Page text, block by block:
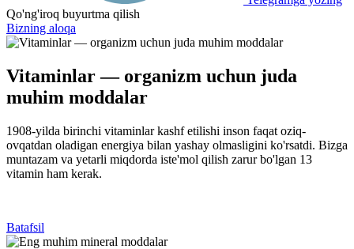
Qo'ng'iroq buyurtma qilish
Bizning aloqa
Vitaminlar — organizm uchun juda
muhim moddalar
1908-yilda birinchi vitaminlar kashf etilishi inson faqat oziq-
ovqatdan oladigan energiya bilan yashay olmasligini ko'rsatdi. Bizga
muntazam va yetarli miqdorda iste'mol qilish zarur bo'lgan 13
vitamin ham kerak.
Batafsil